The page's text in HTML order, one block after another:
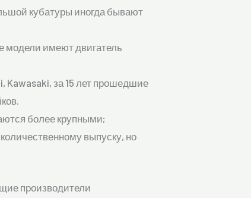
кубатуры иногда бывают
модели имеют двигатель
Kawasaki, за 15 лет прошедшие
более крупными;
выпуску, но
производители